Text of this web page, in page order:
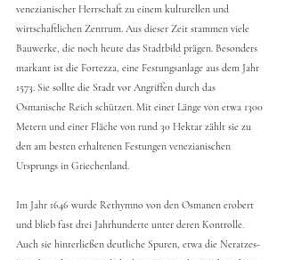
venezianischer Herrschaft zu einem kulturellen und
wirtschaftlichen Zentrum. Aus dieser Zeit stammen viele
Bauwerke, die noch heute das Stadtbild prägen. Besonders
markant ist die Fortezza, eine Festungsanlage aus dem Jahr
1573. Sie sollte die Stadt vor Angriffen durch das
Osmanische Reich schützen. Mit einer Länge von etwa 1300
Metern und einer Fläche von rund 30 Hektar zählt sie zu
den am besten erhaltenen Festungen venezianischen
Ursprungs in Griechenland.
Im Jahr 1646 wurde Rethymno von den Osmanen erobert
und blieb fast drei Jahrhunderte unter deren Kontrolle.
Auch sie hinterließen deutliche Spuren, etwa die Neratzes-